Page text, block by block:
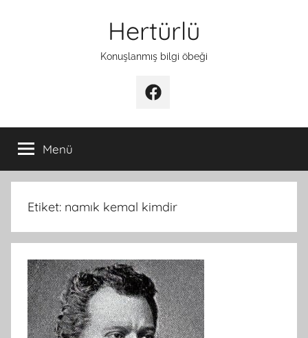
Hertürlü
Konuşlanmış bilgi öbeği
Facebook
Menü
Etiket: namık kemal kimdir